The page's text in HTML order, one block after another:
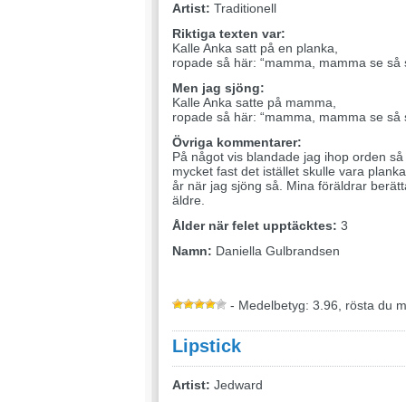
Artist: Traditionell
Riktiga texten var:
Kalle Anka satt på en planka,
ropade så här: “mamma, mamma se så
Men jag sjöng:
Kalle Anka satte på mamma,
ropade så här: “mamma, mamma se så
Övriga kommentarer:
På något vis blandade jag ihop orden
mycket fast det istället skulle vara
år när jag sjöng så. Mina föräldrar
äldre.
Ålder när felet upptäcktes: 3
Namn: Daniella Gulbrandsen
- Medelbetyg: 3.96, rösta du
Lipstick
Artist: Jedward